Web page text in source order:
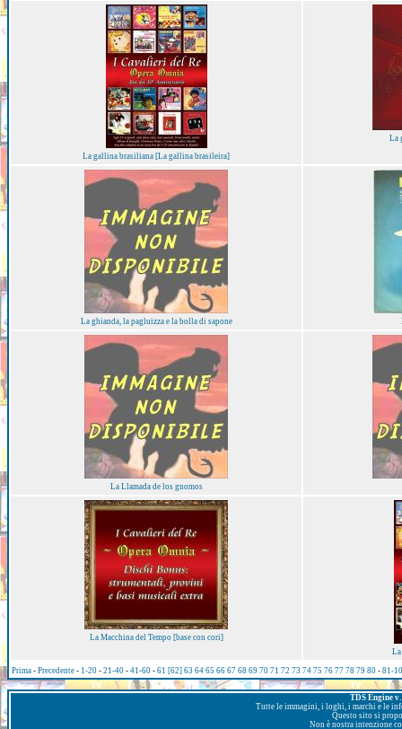
La gallina brasiliana [La gallina brasileira]
La
La ghianda, la pagluizza e la bolla di sapone
La Llamada de los gnomos
La Macchina del Tempo [base con cori]
La
Prima - Precedente - 1-20 - 21-40 - 41-60 - 61 [62] 63 64 65 66 67 68 69 70 71 72 73 74 75 76 77 78 79 80 - 81-
TDS Engine
Tutte le immagini, i loghi, i marchi e le
Questo sito si
Non è nostra intenzione